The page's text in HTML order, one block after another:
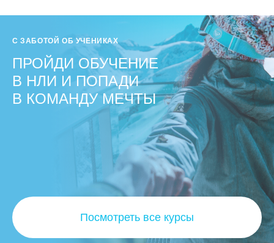
С ЗАБОТОЙ ОБ УЧЕНИКАХ
ПРОЙДИ ОБУЧЕНИЕ
В НЛИ И ПОПАДИ
В КОМАНДУ МЕЧТЫ
Посмотреть все курсы